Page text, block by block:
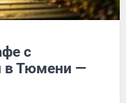
с
в Тюмени —